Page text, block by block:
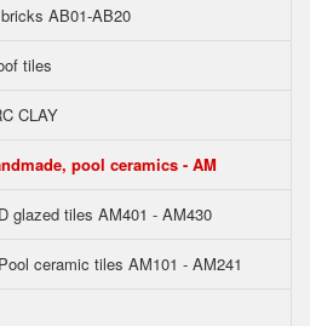
AB01-AB20
tiles
CLAY
pool ceramics - AM
glazed tiles AM401 - AM430
ceramic tiles AM101 - AM241